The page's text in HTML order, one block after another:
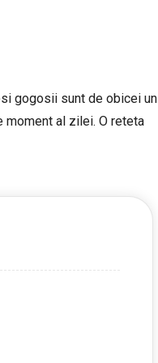
gogosii sunt de obicei un
moment al zilei. O reteta